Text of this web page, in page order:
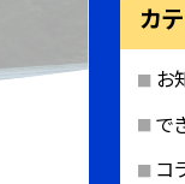
カ
お
で
コ